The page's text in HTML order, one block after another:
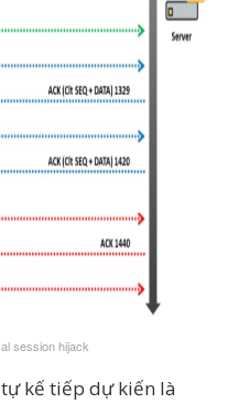
session hijack
kế tiếp dự kiến là